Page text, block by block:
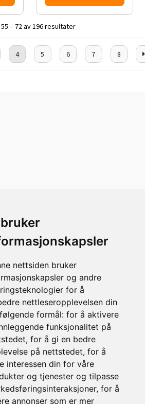
nettsiden bruker
og andre
for å
nettleseropplevelsen din
formål: for å aktivere
funksjonalitet på
, for å gi en bedre
på nettstedet, for å
interessen din for våre
og tjenester og tilpasse
, for å
annonser som er mer
– 72 av 196 resultater
4 5 6 7 8
på e-post